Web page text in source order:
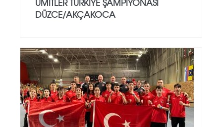
DÜZCE/AKÇAKOCA